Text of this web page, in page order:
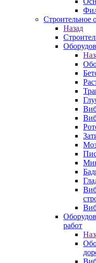
Строительное
Назад
работ